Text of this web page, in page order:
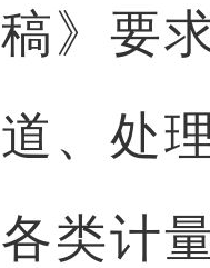
稿》要
道、处
各类计